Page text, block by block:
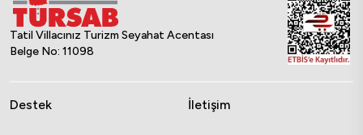
Tatil Villacınız Turizm Seyahat Acentası
Belge No: 11098
Destek İletişim